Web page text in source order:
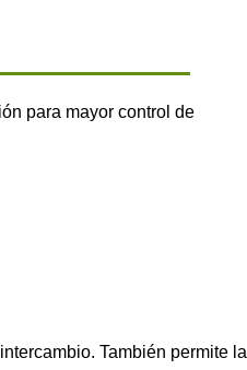
para mayor control de
También permite la